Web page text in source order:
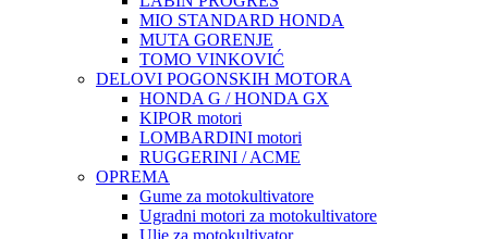
MIO STANDARD HONDA
MUTA GORENJE
TOMO VINKOVIĆ
DELOVI POGONSKIH MOTORA
HONDA G / HONDA GX
KIPOR motori
LOMBARDINI motori
RUGGERINI / ACME
OPREMA
Gume za motokultivatore
Ugradni motori za motokultivatore
Ulje za motokultivator